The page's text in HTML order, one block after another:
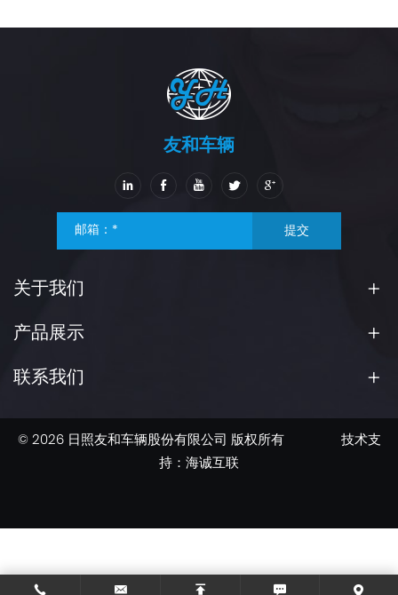
友和车辆
提交
关于我们
产品展示
联系我们
© 2026 日照友和车辆股份有限公司 版权所有
技术支
持：海诚互联